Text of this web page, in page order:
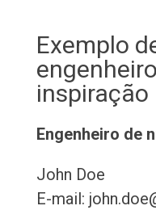
Exemplo
inspiração
Engenheiro de
John Doe
E-mail: